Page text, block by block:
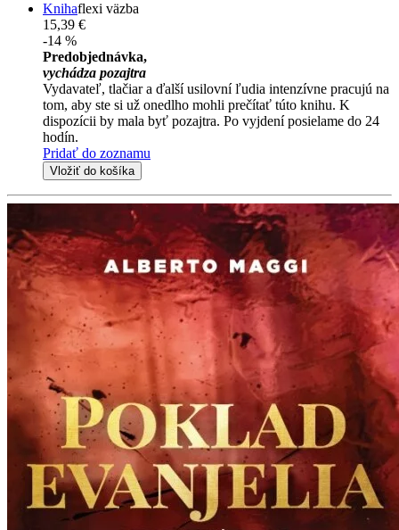
Knihaflexi väzba
15,39 €
-14 %
Predobjednávka,
vychádza pozajtra
Vydavateľ, tlačiar a ďalší usilovní ľudia intenzívne pracujú na
tom, aby ste si už onedlho mohli prečítať túto knihu. K
dispozícii by mala byť pozajtra. Po vyjdení posielame do 24
hodín.
Pridať do zoznamu
Vložiť do košíka